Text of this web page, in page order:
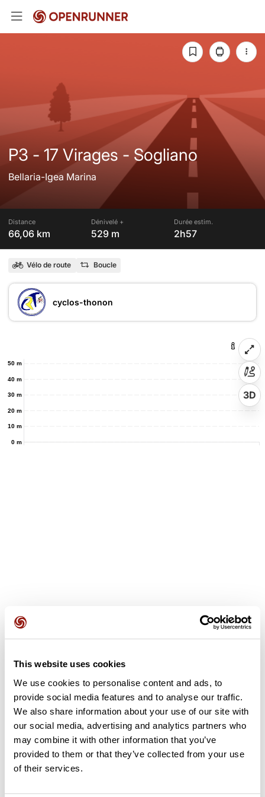
This website uses cookies
We use cookies to personalise content and ads, to
provide social media features and to analyse our traffic.
We also share information about your use of our site with
our social media, advertising and analytics partners who
may combine it with other information that you’ve
provided to them or that they’ve collected from your use
of their services.
P3 - 17 Virages - Sogliano
Bellaria-Igea Marina
Distance
66,06 km
Dénivelé +
529 m
Durée estim.
2h57
Vélo de route Boucle
cyclos-thonon
0 m
10 m
20 m
30 m
40 m
50 m
3D
Ajouter un avis
Découvrez ce parcours de vélo de 66,1 km à proximité de